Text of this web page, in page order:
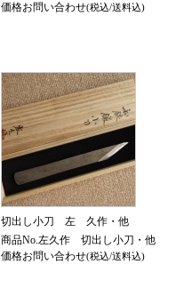
価格お問い合わせ(税込/送料込)
切出し小刀 左 久作・他
商品No.左久作 切出し小刀・他
価格お問い合わせ(税込/送料込)